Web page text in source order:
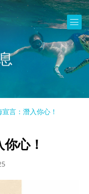
宣言：潛入你心！
心！